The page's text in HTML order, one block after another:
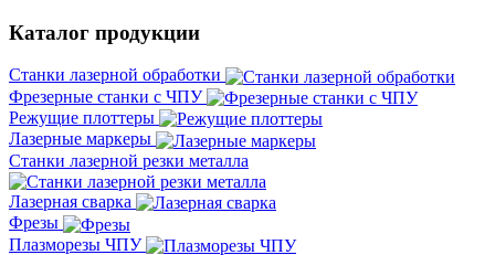
Каталог продукции
Станки лазерной обработки
Фрезерные станки с ЧПУ
Режущие плоттеры
Лазерные маркеры
Станки лазерной резки металла
Лазерная сварка
Фрезы
Плазморезы ЧПУ